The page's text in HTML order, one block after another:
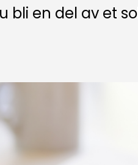
bli en del av et